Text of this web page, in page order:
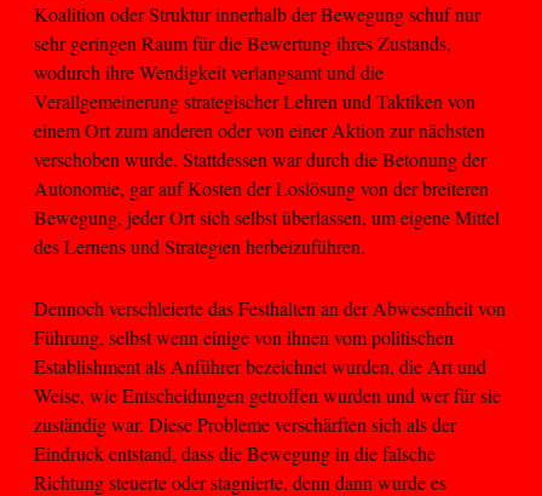
Koalition oder Struktur innerhalb der Bewegung schuf nur
sehr geringen Raum für die Bewertung ihres Zustands,
wodurch ihre Wendigkeit verlangsamt und die
Verallgemeinerung strategischer Lehren und Taktiken von
einem Ort zum anderen oder von einer Aktion zur nächsten
verschoben wurde. Stattdessen war durch die Betonung der
Autonomie, gar auf Kosten der Loslösung von der breiteren
Bewegung, jeder Ort sich selbst überlassen, um eigene Mittel
des Lernens und Strategien herbeizuführen.
Dennoch verschleierte das Festhalten an der Abwesenheit von
Führung, selbst wenn einige von ihnen vom politischen
Establishment als Anführer bezeichnet wurden, die Art und
Weise, wie Entscheidungen getroffen wurden und wer für sie
zuständig war. Diese Probleme verschärften sich als der
Eindruck entstand, dass die Bewegung in die falsche
Richtung steuerte oder stagnierte, denn dann wurde es